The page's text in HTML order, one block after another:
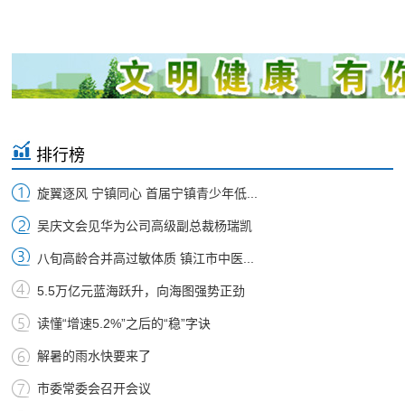
排行榜
旋翼逐风 宁镇同心 首届宁镇青少年低...
吴庆文会见华为公司高级副总裁杨瑞凯
八旬高龄合并高过敏体质 镇江市中医...
5.5万亿元蓝海跃升，向海图强势正劲
读懂“增速5.2%”之后的“稳”字诀
解暑的雨水快要来了
市委常委会召开会议